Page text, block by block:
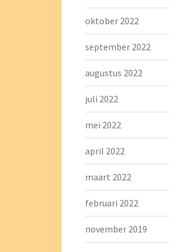
oktober 2022
september 2022
augustus 2022
juli 2022
mei 2022
april 2022
maart 2022
februari 2022
november 2019